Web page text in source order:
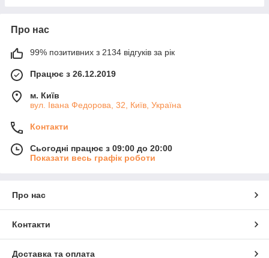
Про нас
99% позитивних з 2134 відгуків за рік
Працює з 26.12.2019
м. Київ
вул. Івана Федорова, 32, Київ, Україна
Контакти
Сьогодні працює з 09:00 до 20:00
Показати весь графік роботи
Про нас
Контакти
Доставка та оплата